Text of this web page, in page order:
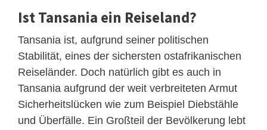
Ist Tansania ein Reiseland?
Tansania ist, aufgrund seiner politischen
Stabilität, eines der sichersten ostafrikanischen
Reiseländer. Doch natürlich gibt es auch in
Tansania aufgrund der weit verbreiteten Armut
Sicherheitslücken wie zum Beispiel Diebstähle
und Überfälle. Ein Großteil der Bevölkerung lebt